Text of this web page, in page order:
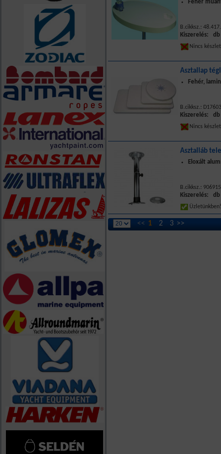
Fehér
B.cikksz.:
Kiszerelés: db
Nincs
Asztallap
Fehér,
B.cikksz.:
Kiszerelés: db
Nincs
Asztalláb
Eloxált
B.cikksz.:
Kiszerelés: db
<< 1 2 3 >>